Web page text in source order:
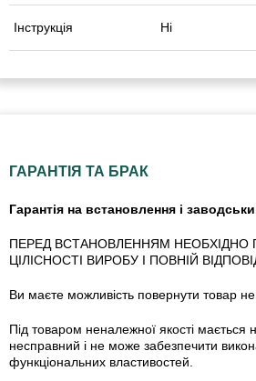
Інструкція Ні
ГАРАНТІЯ ТА БРАК
Гарантія на встановлення і
ПЕРЕД ВСТАНОВЛЕННЯМ НЕОБХІДНО
ЦІЛІСНОСТІ ВИРОБУ І ПОВНІЙ
Ви маєте можливість повернути товар
Під товаром неналежної якості мається
несправний і не може забезпечити
функціональних властивостей.